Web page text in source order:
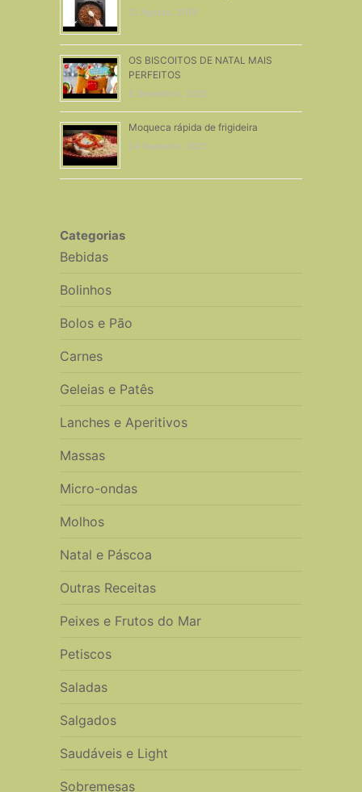
12 Agosto, 2018
OS BISCOITOS DE NATAL MAIS
PERFEITOS
5 Dezembro, 2022
Moqueca rápida de frigideira
24 Fevereiro, 2021
Categorias
Bebidas
Bolinhos
Bolos e Pão
Carnes
Geleias e Patês
Lanches e Aperitivos
Massas
Micro-ondas
Molhos
Natal e Páscoa
Outras Receitas
Peixes e Frutos do Mar
Petiscos
Saladas
Salgados
Saudáveis e Light
Sobremesas